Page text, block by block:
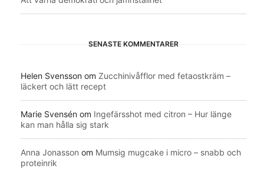
SENASTE KOMMENTARER
Helen Svensson om Zucchinivåfflor med fetaostkräm –
läckert och lätt recept
Marie Svensén om Ingefärsshot med citron – Hur länge
kan man hålla sig stark
Anna Jonasson om Mumsig mugcake i micro – snabb och
proteinrik